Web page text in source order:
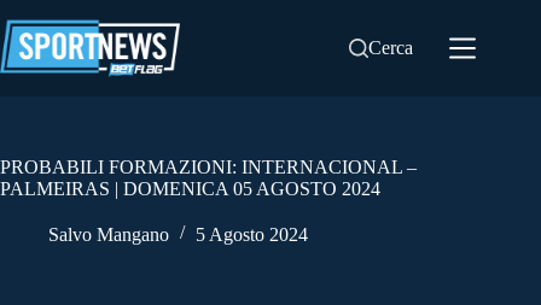
al
contenuto
Cerca
PROBABILI FORMAZIONI: INTERNACIONAL –
PALMEIRAS | DOMENICA 05 AGOSTO 2024
Salvo Mangano 5 Agosto 2024